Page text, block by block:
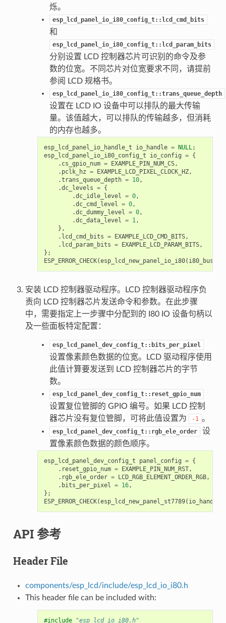
烁。
esp_lcd_panel_io_i80_config_t::lcd_cmd_bits
和
esp_lcd_panel_io_i80_config_t::lcd_param_bits
分别设置 LCD 控制器芯片可识别的命令及参
数的位宽。不同芯片对位宽要求不同，请提前
参阅 LCD 规格书。
esp_lcd_panel_io_i80_config_t::trans_queue_depth
设置在 LCD IO 设备中可以排队的最大传输
量。该值越大，可以排队的传输越多，但消耗
的内存也越多。
esp_lcd_panel_io_handle_t io_handle = NULL;
esp_lcd_panel_io_i80_config_t
io_config = {
. cs_gpio_num = EXAMPLE_PIN_NUM_CS,
. pclk_hz = EXAMPLE_LCD_PIXEL_CLOCK_HZ,
.trans_queue_depth = 10,
.dc_levels = {
.dc_idle_level = 0,
.dc_cmd_level = 0,
.dc_dummy_level = 0,
.dc_data_level = 1,
},
. lcd_cmd_bits = EXAMPLE_LCD_CMD_BITS,
. lcd_param_bits = EXAMPLE_LCD_PARAM_BITS,
};
ESP_ERROR_CHECK(esp_lcd_new_panel_io_i80( i80_bus
安装 LCD 控制器驱动程序。LCD 控制器驱动程序负
责向 LCD 控制器芯片发送命令和参数。在此步骤
中，需要指定上一步骤中分配到的 I80 IO 设备句柄以
及一些面板特定配置：
esp_lcd_panel_dev_config_t::bits_per_pixel
设置像素颜色数据的位宽。LCD 驱动程序使用
此值计算要发送到 LCD 控制器芯片的字节
数。
esp_lcd_panel_dev_config_t::reset_gpio_num
设置复位管脚的 GPIO 编号。如果 LCD 控制
器芯片没有复位管脚，可将此值设置为
-1 。
esp_lcd_panel_dev_config_t::rgb_ele_order
设
置像素颜色数据的颜色顺序。
esp_lcd_panel_dev_config_t panel_config = {
. reset_gpio_num = EXAMPLE_PIN_NUM_RST,
. rgb_ele_order = LCD_RGB_ELEMENT_ORDER_RGB,
. bits_per_pixel = 16,
};
ESP_ERROR_CHECK(esp_lcd_new_panel_st7789( io_handle
API 参考
Header File
components/esp_lcd/include/esp_lcd_io_i80.h
This header file can be included with:
#include "esp_lcd_io_i80.h"